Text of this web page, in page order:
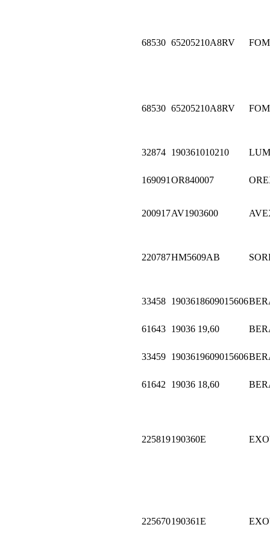
68530 65205210A8RV
68530 65205210A8RV
32874 190361010210
169091 OR840007
200917AV1903600
220787HM5609AB
33458 1903618609015606
61643 19036 19,60
33459 1903619609015606
61642 19036 18,60
225819190360E
225670190361E